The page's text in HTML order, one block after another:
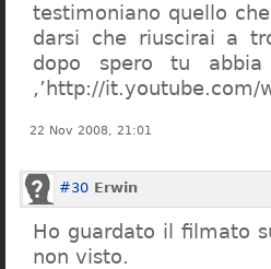
testimoniano quello
darsi che riuscirai a
dopo spero tu
,’http://it.youtube.com/
22 Nov 2008, 21:01
#30 Erwin
Ho guardato il filmato
non visto.